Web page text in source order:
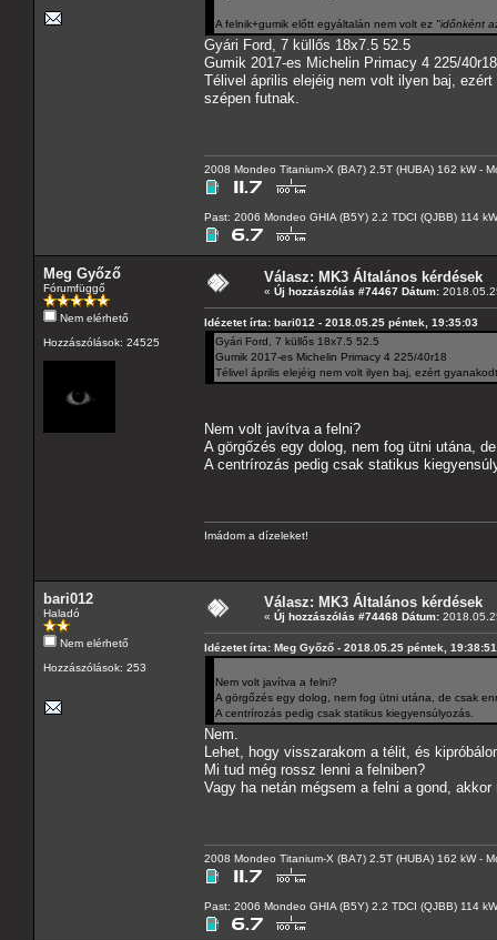
A felnik+gumik előtt egyáltalán nem volt ez "időnként
Gyári Ford, 7 küllős 18x7.5 52.5
Gumik 2017-es Michelin Primacy 4 225/40r18
Télivel április elejéig nem volt ilyen baj,
szépen futnak.
2008 Mondeo Titanium-X (BA7) 2.5T (HUBA) 162 kW -
Past: 2006 Mondeo GHIA (B5Y) 2.2 TDCI (QJBB) 114
Meg Győző
Fórumfüggő
Nem elérhető
Hozzászólások: 24525
Válasz: MK3 Általános kérdések
« Új hozzászólás #74467 Dátum:
Idézetet írta: bari012 - 2018.05.25 péntek, 19:35:03
Gyári Ford, 7 küllős 18x7.5 52.5
Gumik 2017-es Michelin Primacy 4 225/40r18
Télivel április elejéig nem volt ilyen baj, ezért
Nem volt javítva a felni?
A görgőzés egy dolog, nem fog ütni utána,
A centrírozás pedig csak statikus
Imádom a dízeleket!
bari012
Haladó
Nem elérhető
Hozzászólások: 253
Válasz: MK3 Általános kérdések
« Új hozzászólás #74468 Dátum:
Idézetet írta: Meg Győző - 2018.05.25 péntek, 19:38:51
Nem volt javítva a felni?
A görgőzés egy dolog, nem fog ütni utána, de csak
A centrírozás pedig csak statikus kiegyensúlyozás.
Nem.
Lehet, hogy visszarakom a télit, és
Mi tud még rossz lenni a felniben?
Vagy ha netán mégsem a felni a gond,
2008 Mondeo Titanium-X (BA7) 2.5T (HUBA) 162 kW -
Past: 2006 Mondeo GHIA (B5Y) 2.2 TDCI (QJBB) 114